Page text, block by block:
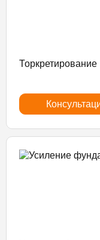
Торкретирование